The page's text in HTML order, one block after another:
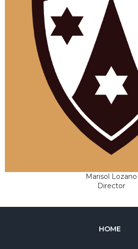
Marisol Lozano
Director
HOME